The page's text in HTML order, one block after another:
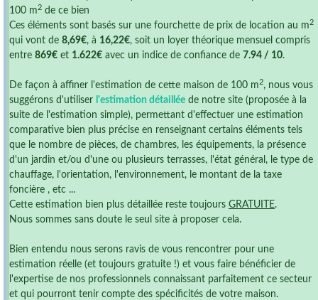
100 m 2 de ce bien
Ces éléments sont basés sur une fourchette de prix de location au m 2
qui vont de 8,69€, à 16,22€, soit un loyer théorique mensuel compris
entre 869€ et 1.622€ avec un indice de confiance de 7.94 / 10.
De façon à affiner l'estimation de cette maison de 100 m 2, nous vous
suggérons d'utiliser l'estimation détaillée de notre site (proposée à la
suite de l'estimation simple), permettant d'effectuer une estimation
comparative bien plus précise en renseignant certains éléments tels
que le nombre de pièces, de chambres, les équipements, la présence
d'un jardin et/ou d'une ou plusieurs terrasses, l'état général, le type de
chauffage, l'orientation, l'environnement, le montant de la taxe
foncière , etc ...
Cette estimation bien plus détaillée reste toujours GRATUITE.
Nous sommes sans doute le seul site à proposer cela.
Bien entendu nous serons ravis de vous rencontrer pour une
estimation réelle (et toujours gratuite !) et vous faire bénéficier de
l'expertise de nos professionnels connaissant parfaitement ce secteur
et qui pourront tenir compte des spécificités de votre maison.